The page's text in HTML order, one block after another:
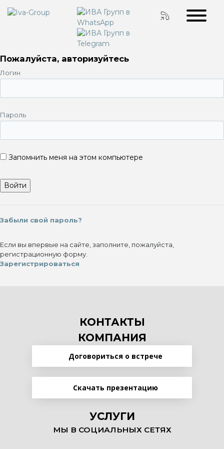
Пожалуйста, авторизуйтесь
Логин
Пароль
Запомнить меня на этом компьютере
Забыли свой пароль?
Если вы впервые на сайте, заполните, пожалуйста,
регистрационную форму.
Зарегистрироваться
КОНТАКТЫ
КОМПАНИЯ
Договориться о встрече
Скачать презентацию
УСЛУГИ
МЫ В СОЦИАЛЬНЫХ СЕТЯХ